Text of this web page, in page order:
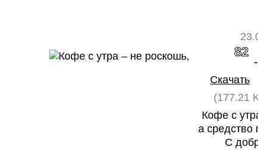
82
Скачать
(177.21
Кофе с
а средство
С